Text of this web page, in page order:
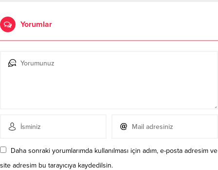
Yorumlar
Daha sonraki yorumlarımda kullanılması için adım, e-posta adresim ve
site adresim bu tarayıcıya kaydedilsin.